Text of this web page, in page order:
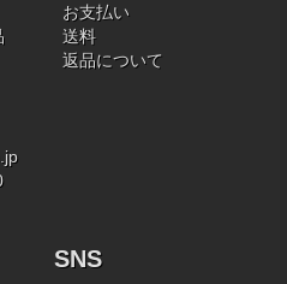
お支払い
送料
返品について
SNS